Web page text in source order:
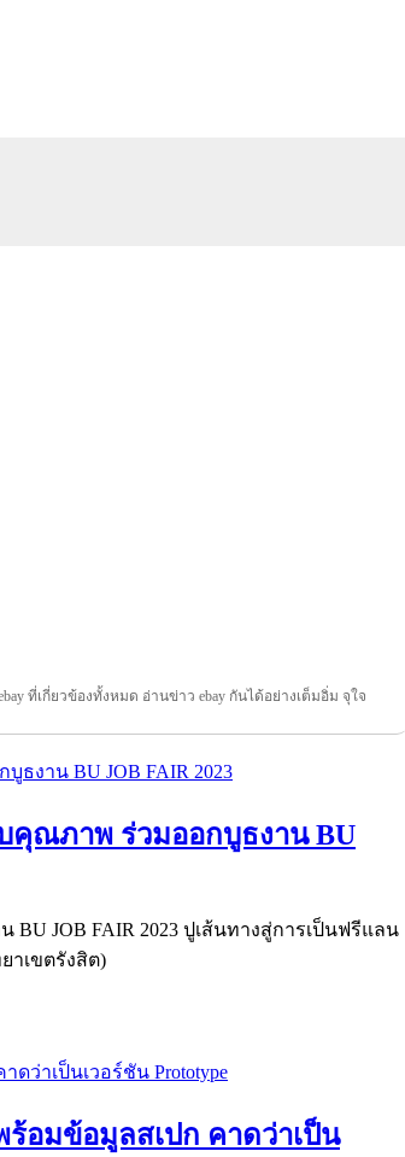
ที่เกี่ยวข้องทั้งหมด อ่านข่าว ebay กันได้อย่างเต็มอิ่ม จุใจ
คุณภาพ ร่วมออกบูธงาน BU
JOB FAIR 2023 ปูเส้นทางสู่การเป็นฟรีแลน
าเขตรังสิต)
ร้อมข้อมูลสเปก คาดว่าเป็น